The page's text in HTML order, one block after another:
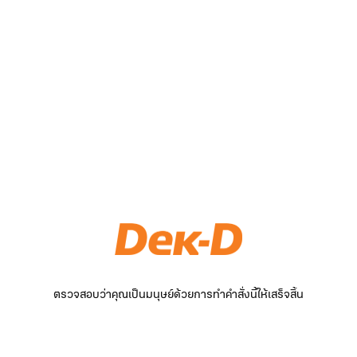
ตรวจสอบว่าคุณเป็นมนุษย์ด้วยการทำคำสั่งนี้ให้เสร็จสิ้น